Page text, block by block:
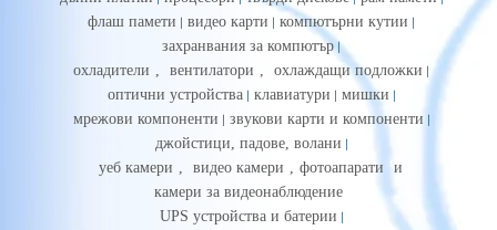
флаш памети
видео карти
компютърни кутии
захранвания за компютър
охладители
вентилатори
охлаждащи подложки
оптични устройства
клавиатури
мишки
мрежови компоненти
звукови карти и компоненти
джойстици, падове, волани
уеб камери
видео камери фотоапарати
и
камери за видеонаблюдение
UPS устройства и батерии